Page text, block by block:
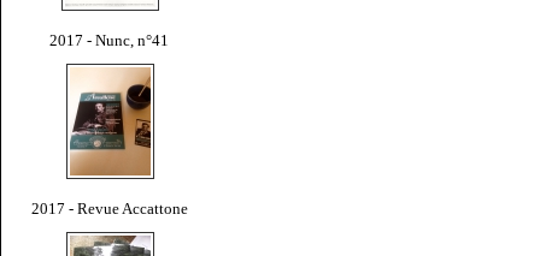
2017 - Nunc, n°41
2017 - Revue Accattone